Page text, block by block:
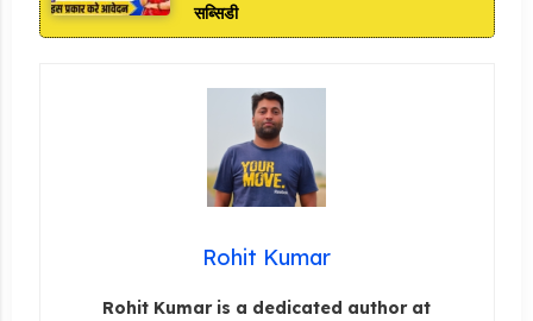
सब्सिडी
Rohit Kumar
Rohit Kumar is a dedicated author at